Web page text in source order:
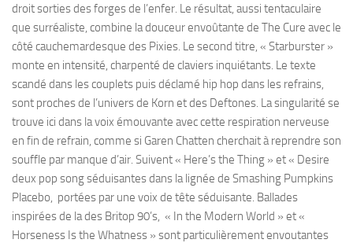
droit sorties des forges de l’enfer. Le résultat, aussi tentaculaire
que surréaliste, combine la douceur envoûtante de The Cure avec le
côté cauchemardesque des Pixies. Le second titre, « Starburster »
monte en intensité, charpenté de claviers inquiétants. Le texte
scandé dans les couplets puis déclamé hip hop dans les refrains,
sont proches de l’univers de Korn et des Deftones. La singularité se
trouve ici dans la voix émouvante avec cette respiration nerveuse
en fin de refrain, comme si Garen Chatten cherchait à reprendre son
souffle par manque d’air. Suivent « Here’s the Thing » et « Desire
deux pop song séduisantes dans la lignée de Smashing Pumpkins
Placebo, portées par une voix de tête séduisante. Ballades
inspirées de la des Britop 90’s, « In the Modern World » et «
Horseness Is the Whatness » sont particulièrement envoutantes